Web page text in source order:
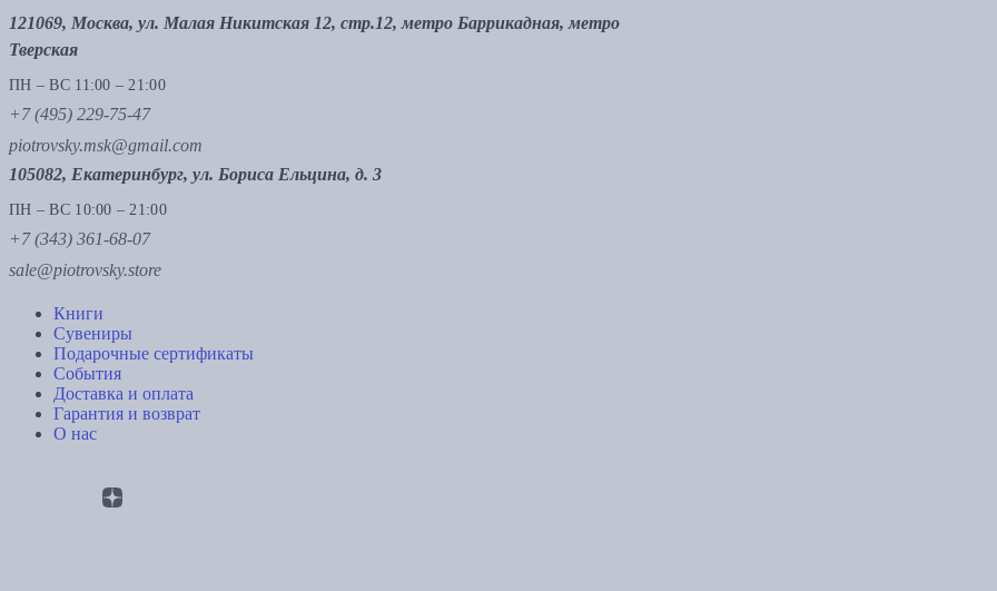
121069, Москва, ул. Малая Никитская 12, стр.12, метро Баррикадная, метро
Тверская
ПН – ВС 11:00 – 21:00
+7 (495) 229-75-47
piotrovsky.msk@gmail.com
105082, Екатеринбург, ул. Бориса Ельцина, д. 3
ПН – ВС 10:00 – 21:00
+7 (343) 361-68-07
sale@piotrovsky.store
Книги
Сувениры
Подарочные сертификаты
События
Доставка и оплата
Гарантия и возврат
О нас